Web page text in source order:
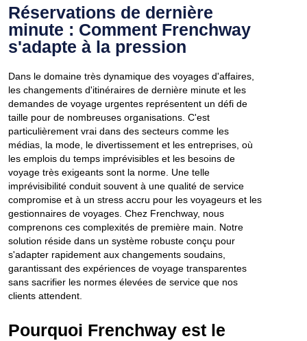
Réservations de dernière
minute : Comment Frenchway
s'adapte à la pression
Dans le domaine très dynamique des voyages d'affaires,
les changements d'itinéraires de dernière minute et les
demandes de voyage urgentes représentent un défi de
taille pour de nombreuses organisations. C'est
particulièrement vrai dans des secteurs comme les
médias, la mode, le divertissement et les entreprises, où
les emplois du temps imprévisibles et les besoins de
voyage très exigeants sont la norme. Une telle
imprévisibilité conduit souvent à une qualité de service
compromise et à un stress accru pour les voyageurs et les
gestionnaires de voyages. Chez Frenchway, nous
comprenons ces complexités de première main. Notre
solution réside dans un système robuste conçu pour
s'adapter rapidement aux changements soudains,
garantissant des expériences de voyage transparentes
sans sacrifier les normes élevées de service que nos
clients attendent.
Pourquoi Frenchway est le